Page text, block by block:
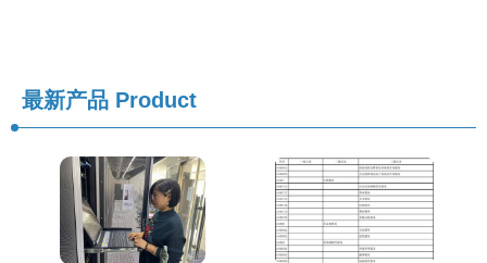
最新产品 Product